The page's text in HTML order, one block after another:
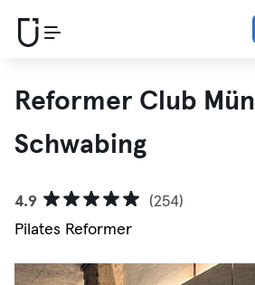
Reformer Club
Schwabing
4.9
(254)
Pilates Reformer